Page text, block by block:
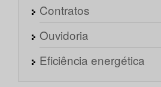
Contratos
Ouvidoria
Eficiência energética